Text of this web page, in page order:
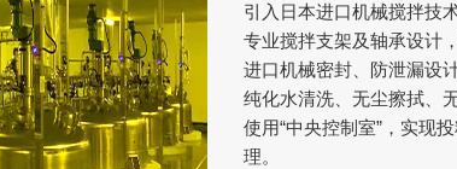
引入日本进口机械搅拌技
专业搅拌支架及轴承设计
进口机械密封、防泄漏设
纯化水清洗、无尘擦拭、
使用“中央控制室”，实现
理。